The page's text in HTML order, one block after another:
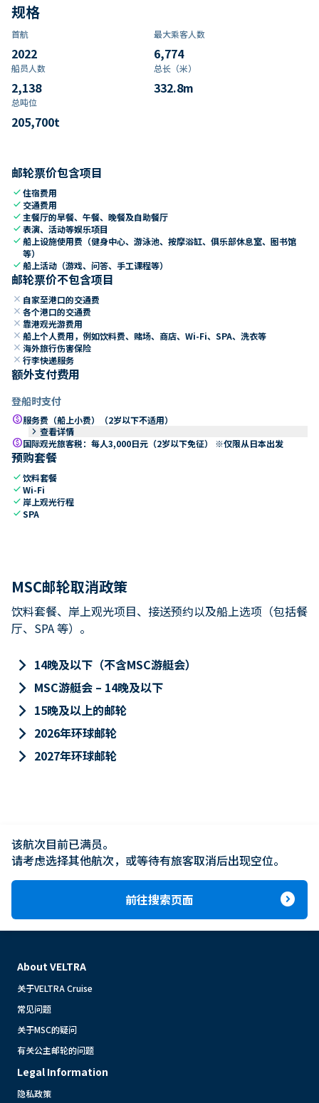
规格
首航
2022
最大乘客人数
6,774
船员人数
2,138
总长（米）
332.8m
总吨位
205,700t
邮轮票价包含项目
check住宿费用
check 交通费用
check 主餐厅的早餐、午餐、晚餐及自助餐厅
check表演、活动等娱乐项目
check船上设施使用费（健身中心、游泳池、按摩浴缸、俱乐部休息室、图书馆
等）
check船上活动（游戏、问答、手工课程等）
邮轮票价不包含项目
close 自家至港口的交通费
close 各个港口的交通费
close 靠港观光游费用
close 船上个人费用，例如饮料费、赌场、商店、Wi-Fi、SPA、洗衣等
close 海外旅行伤害保险
close 行李快递服务
额外支付费用
登船时支付
paid服务费（船上小费）（2岁以下不适用）
keyboard_arrow_right 查看详情
paid国际观光旅客税：每人3,000日元（2岁以下免征） ※仅限从日本出发
预购套餐
check饮料套餐
checkWi-Fi
check 岸上观光行程
checkSPA
MSC邮轮取消政策
饮料套餐、岸上观光项目、接送预约以及船上选项（包括餐
厅、SPA 等）。
keyboard_arrow_right 14晚及以下（不含MSC游艇会）
keyboard_arrow_right MSC游艇会 – 14晚及以下
keyboard_arrow_right 15晚及以上的邮轮
keyboard_arrow_right 2026年环球邮轮
keyboard_arrow_right 2027年环球邮轮
该航次目前已满员。
请考虑选择其他航次，或等待有旅客取消后出现空位。
前往搜索页面 expand_circle_right
About VELTRA
关于VELTRA Cruise
常见问题
关于MSC的疑问
有关公主邮轮的问题
Legal Information
隐私政策